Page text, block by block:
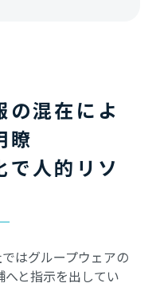
の混在によ
瞭
で人的リソ
はグループウェアの
と指示を出してい